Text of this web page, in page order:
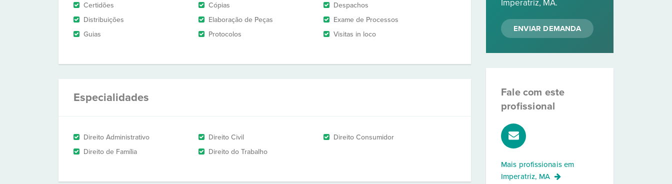
Certidões
Cópias
Despachos
Distribuições
Elaboração de Peças
Exame de Processos
Guias
Protocolos Visitas in loco
Especialidades
Direito Administrativo Direito Civil
Direito Consumidor
Direito de Família
Direito do Trabalho
Imperatriz, MA.
ENVIAR DEMANDA
Fale com este
profissional
Mais profissionais em
Imperatriz, MA